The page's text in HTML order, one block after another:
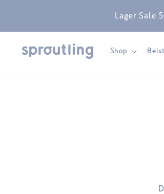
Lager Sale
Shop